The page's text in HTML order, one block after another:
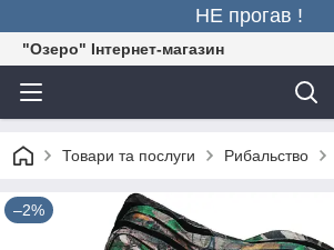
НЕ прогав !
"Озеро" Інтернет-магазин
Товари та послуги Рибальство
–2%